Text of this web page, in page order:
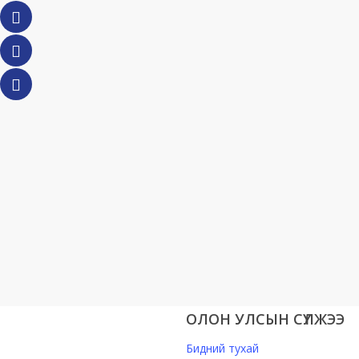
ОЛОН УЛСЫН СҮЛЖЭЭ
Бидний тухай